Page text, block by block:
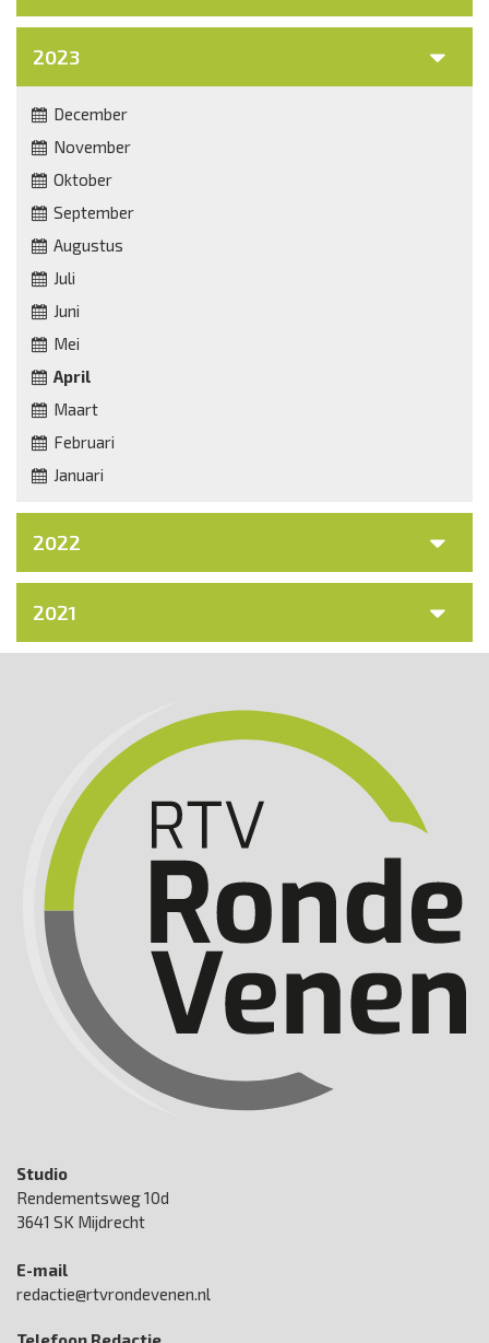
2023
December
November
Oktober
September
Augustus
Juli
Juni
Mei
April
Maart
Februari
Januari
2022
2021
Studio
Rendementsweg 10d
3641 SK Mijdrecht
E-mail
redactie@rtvrondevenen.nl